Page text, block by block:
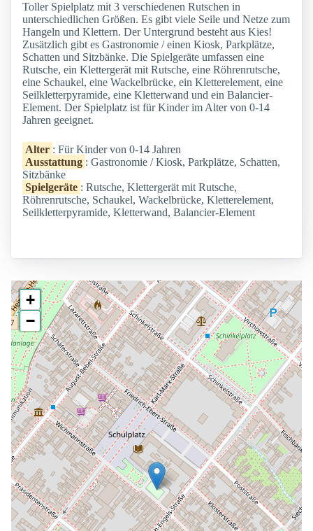
Toller Spielplatz mit 3 verschiedenen Rutschen in
unterschiedlichen Größen. Es gibt viele Seile und Netze zum
Hangeln und Klettern. Der Untergrund besteht aus Kies!
Zusätzlich gibt es Gastronomie / einen Kiosk, Parkplätze,
Schatten und Sitzbänke. Die Spielgeräte umfassen eine
Rutsche, ein Klettergerät mit Rutsche, eine Röhrenrutsche,
eine Schaukel, eine Wackelbrücke, ein Kletterelement, eine
Seilkletterpyramide, eine Kletterwand und ein Balancier-
Element. Der Spielplatz ist für Kinder im Alter von 0-14
Jahren geeignet.
Alter : Für Kinder von 0-14 Jahren
Ausstattung : Gastronomie / Kiosk, Parkplätze, Schatten,
Sitzbänke
Spielgeräte : Rutsche, Klettergerät mit Rutsche,
Röhrenrutsche, Schaukel, Wackelbrücke, Kletterelement,
Seilkletterpyramide, Kletterwand, Balancier-Element
+
−